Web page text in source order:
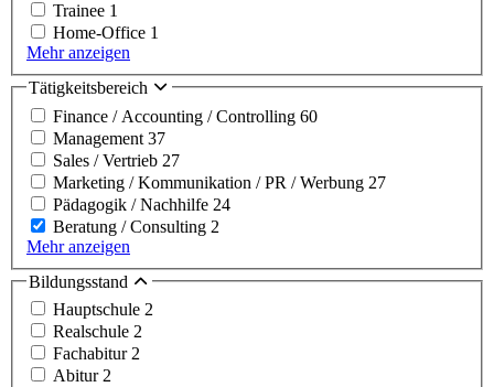
Trainee 1
Home-Office 1
Mehr anzeigen
Tätigkeitsbereich
Finance / Accounting / Controlling 60
Management 37
Sales / Vertrieb 27
Marketing / Kommunikation / PR / Werbung 27
Pädagogik / Nachhilfe 24
Beratung / Consulting 2
Mehr anzeigen
Bildungsstand
Hauptschule 2
Realschule 2
Fachabitur2
Abitur2